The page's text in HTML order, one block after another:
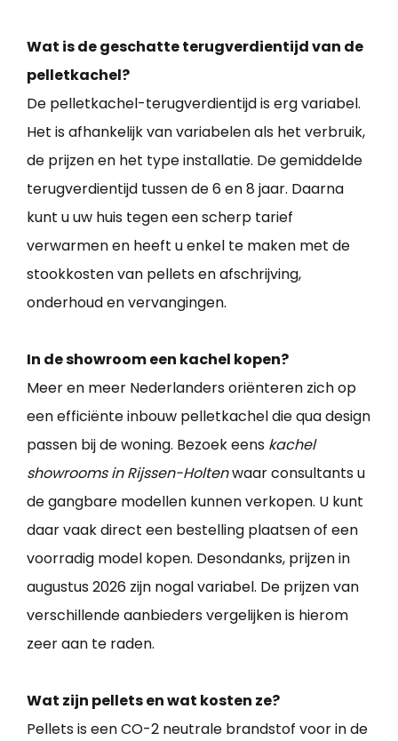
Wat is de geschatte terugverdientijd van de
pelletkachel?
De pelletkachel-terugverdientijd is erg variabel.
Het is afhankelijk van variabelen als het verbruik,
de prijzen en het type installatie. De gemiddelde
terugverdientijd tussen de 6 en 8 jaar. Daarna
kunt u uw huis tegen een scherp tarief
verwarmen en heeft u enkel te maken met de
stookkosten van pellets en afschrijving,
onderhoud en vervangingen.
In de showroom een kachel kopen?
Meer en meer Nederlanders oriënteren zich op
een efficiënte inbouw pelletkachel die qua design
passen bij de woning. Bezoek eens kachel
showrooms in Rijssen-Holtenwaar consultants u
de gangbare modellen kunnen verkopen. U kunt
daar vaak direct een bestelling plaatsen of een
voorradig model kopen. Desondanks, prijzen in
augustus 2026 zijn nogal variabel. De prijzen van
verschillende aanbieders vergelijken is hierom
zeer aan te raden.
Wat zijn pellets en wat kosten ze?
Pellets is een CO-2 neutrale brandstof voor in de